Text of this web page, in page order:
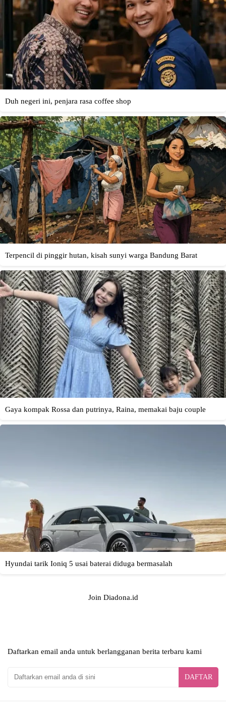
Join Diadona.id
Daftarkan email anda untuk berlangganan berita terbaru kami
DAFTAR